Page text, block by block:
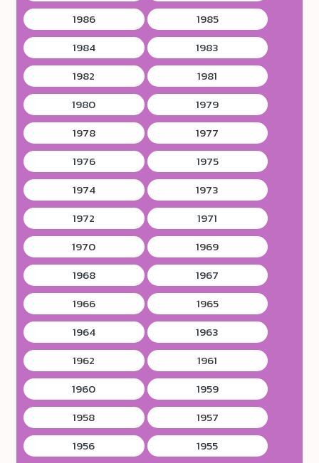
1986
1985
1984
1983
1982
1981
1980
1979
1978
1977
1976
1975
1974
1973
1972
1971
1970
1969
1968
1967
1966
1965
1964
1963
1962
1961
1960
1959
1958
1957
1956
1955